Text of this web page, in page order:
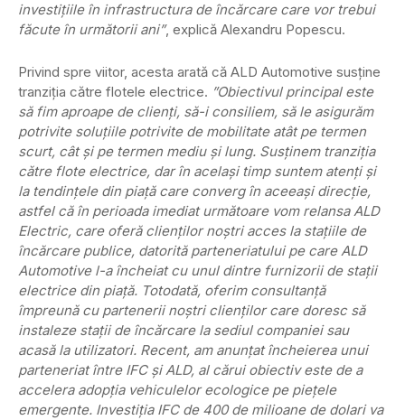
investițiile în infrastructura de încărcare care vor trebui
făcute în următorii ani”, explică Alexandru Popescu.
Privind spre viitor, acesta arată că ALD Automotive susține
tranziția către flotele electrice. ”Obiectivul principal este
să fim aproape de clienți, să-i consiliem, să le asigurăm
potrivite soluțiile potrivite de mobilitate atât pe termen
scurt, cât și pe termen mediu și lung. Susținem tranziția
către flote electrice, dar în același timp suntem atenți și
la tendințele din piață care converg în aceeași direcție,
astfel că în perioada imediat următoare vom relansa ALD
Electric, care oferă clienților noștri acces la stațiile de
încărcare publice, datorită parteneriatului pe care ALD
Automotive l-a încheiat cu unul dintre furnizorii de stații
electrice din piață. Totodată, oferim consultanță
împreună cu partenerii noștri clienților care doresc să
instaleze stații de încărcare la sediul companiei sau
acasă la utilizatori. Recent, am anunțat încheierea unui
parteneriat între IFC și ALD, al cărui obiectiv este de a
accelera adopția vehiculelor ecologice pe piețele
emergente. Investiția IFC de 400 de milioane de dolari va